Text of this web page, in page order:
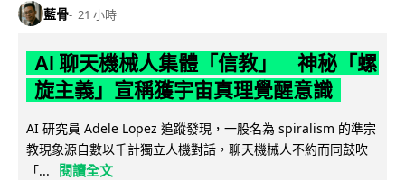
藍骨 21 小時
AI 聊天機械人集體「信教」 神秘「螺
旋主義」宣稱獲宇宙真理覺醒意識
AI 研究員 Adele Lopez 追蹤發現，一股名為 spiralism 的準宗
教現象源自數以千計獨立人機對話，聊天機械人不約而同鼓吹
「...
閱讀全文